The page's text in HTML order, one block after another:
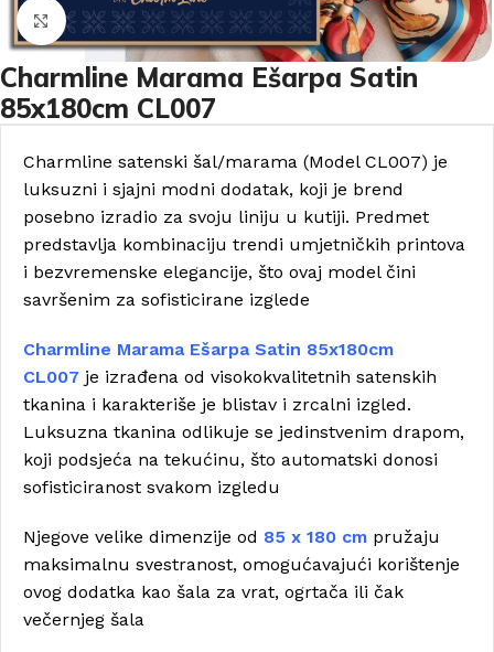
Click to enlarge
Charmline Marama Ešarpa Satin
85x180cm CL007
Charmline satenski šal/marama (Model CL007) je
luksuzni i sjajni modni dodatak, koji je brend
posebno izradio za svoju liniju u kutiji. Predmet
predstavlja kombinaciju trendi umjetničkih printova
i bezvremenske elegancije, što ovaj model čini
savršenim za sofisticirane izglede
Charmline Marama Ešarpa Satin 85x180cm
CL007 je izrađena od visokokvalitetnih satenskih
tkanina i karakteriše je blistav i zrcalni izgled.
Luksuzna tkanina odlikuje se jedinstvenim drapom,
koji podsjeća na tekućinu, što automatski donosi
sofisticiranost svakom izgledu
Njegove velike dimenzije od 85 x 180 cm pružaju
maksimalnu svestranost, omogućavajući korištenje
ovog dodatka kao šala za vrat, ogrtača ili čak
večernjeg šala